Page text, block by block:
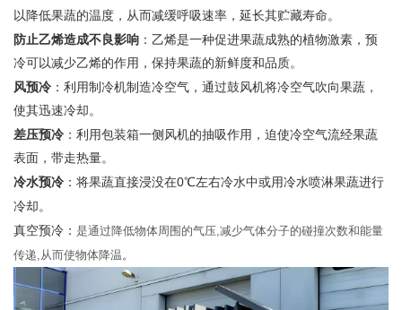
以降低果蔬的温度，从而减缓呼吸速率，延长其贮藏寿命‌。
防止乙烯造成不良影响 ‌：乙烯是一种促进果蔬成熟的植物激素，预
冷可以减少乙烯的作用，保持果蔬的新鲜度和品质‌。
风预冷 ‌：利用制冷机制造冷空气，通过鼓风机将冷空气吹向果蔬，
使其迅速冷却‌。
差压预冷 ‌：利用包装箱一侧风机的抽吸作用，迫使冷空气流经果蔬
表面，带走热量‌。
冷水预冷 ‌：将果蔬直接浸没在0℃左右冷水中或用冷水喷淋果蔬进行
冷却。
真空预冷： 是通过降低物体周围的气压,减少气体分子的碰撞次数和能量
传递,从而使物体降温。